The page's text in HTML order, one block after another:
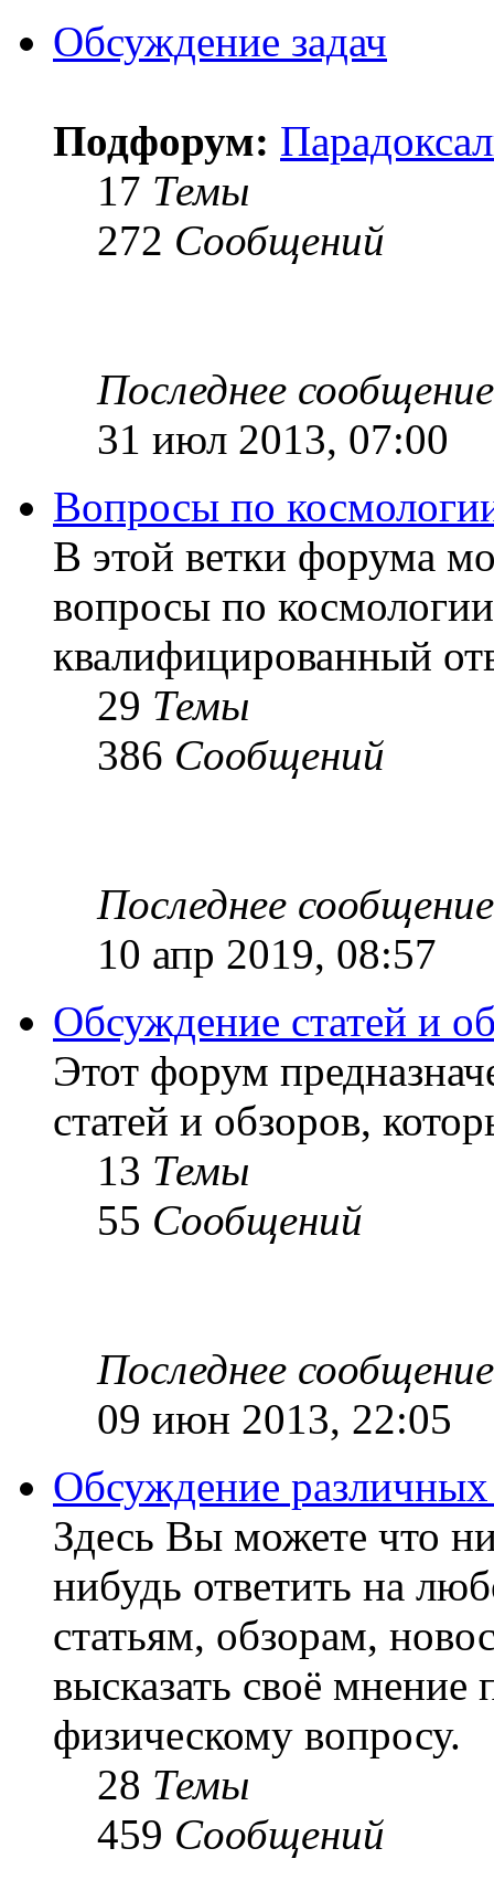
Обсуждение задач
Подфорум:
17 Темы
272 Сообщений
Последнее сообщение
31 июл 2013, 07:00
Вопросы по
В этой ветки форума
вопросы по
квалифицированный
29 Темы
386 Сообщений
Последнее сообщение
10 апр 2019, 08:57
Обсуждение статей и
Этот форум
статей и обзоров,
13 Темы
55 Сообщений
Последнее сообщение
09 июн 2013, 22:05
Обсуждение
Здесь Вы можете что
нибудь ответить на
статьям, обзорам,
высказать своё
физическому вопросу.
28 Темы
459 Сообщений